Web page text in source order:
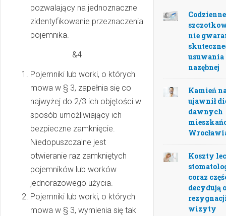
pozwalający na jednoznaczne
zidentyfikowanie przeznaczenia
pojemnika.
&4
Pojemniki lub worki, o których
mowa w § 3, zapełnia się co
najwyżej do 2/3 ich objętości w
sposób umożliwiający ich
bezpieczne zamknięcie.
Niedopuszczalne jest
otwieranie raz zamkniętych
pojemników lub worków
jednorazowego użycia.
Pojemniki lub worki, o których
mowa w § 3, wymienia się tak
Codzienne
nie
nazębnej
Kamień
ujawnił
dawnych
Koszty
coraz
decydują
wizyty